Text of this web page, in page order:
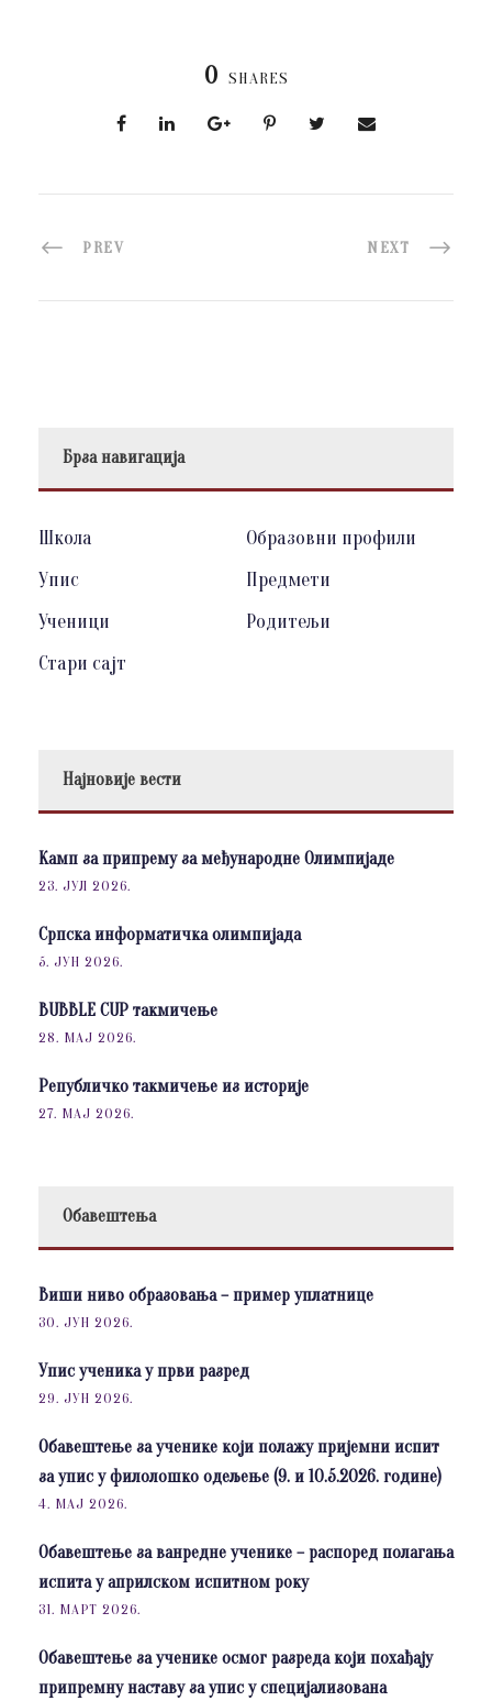
0 SHARES
PREV NEXT
Брза навигација
Школа
Образовни профили
Упис
Предмети
Ученици
Родитељи
Стари сајт
Најновије вести
Камп за припрему за међународне Олимпијаде
23. ЈУЛ 2026.
Српска информатичка олимпијада
5. ЈУН 2026.
BUBBLE CUP такмичење
28. МАЈ 2026.
Републичко такмичење из историје
27. МАЈ 2026.
Обавештења
Виши ниво образовања – пример уплатнице
30. ЈУН 2026.
Упис ученика у први разред
29. ЈУН 2026.
Обавештење за ученике који полажу пријемни испит
за упис у филолошко одељење (9. и 10.5.2026. године)
4. МАЈ 2026.
Обавештење за ванредне ученике – распоред полагања
испита у априлском испитном року
31. МАРТ 2026.
Обавештење за ученике осмог разреда који похађају
припремну наставу за упис у специјализована